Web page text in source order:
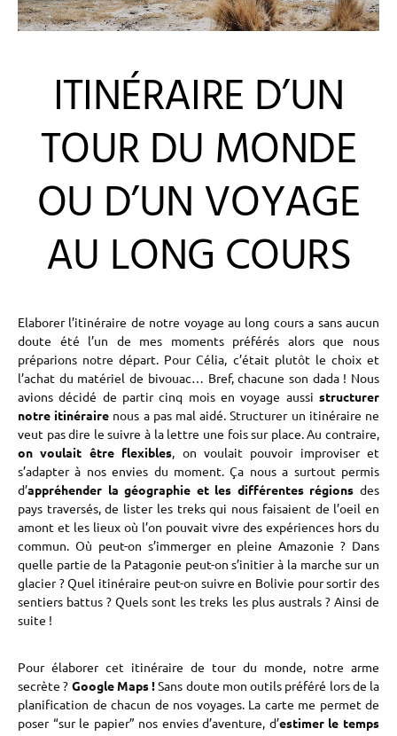
ITINÉRAIRE D’UN
TOUR DU MONDE
OU D’UN VOYAGE
AU LONG COURS
Elaborer l’itinéraire de notre voyage au long cours a sans aucun
doute été l’un de mes moments préférés alors que nous
préparions notre départ. Pour Célia, c’était plutôt le choix et
l’achat du matériel de bivouac… Bref, chacune son dada ! Nous
avions décidé de partir cinq mois en voyage aussi structurer
notre itinéraire nous a pas mal aidé. Structurer un itinéraire ne
veut pas dire le suivre à la lettre une fois sur place. Au contraire,
on voulait être flexibles, on voulait pouvoir improviser et
s’adapter à nos envies du moment. Ça nous a surtout permis
d’appréhender la géographie et les différentes régions des
pays traversés, de lister les treks qui nous faisaient de l’oeil en
amont et les lieux où l’on pouvait vivre des expériences hors du
commun. Où peut-on s’immerger en pleine Amazonie ? Dans
quelle partie de la Patagonie peut-on s’initier à la marche sur un
glacier ? Quel itinéraire peut-on suivre en Bolivie pour sortir des
sentiers battus ? Quels sont les treks les plus australs ? Ainsi de
suite !
Pour élaborer cet itinéraire de tour du monde, notre arme
secrète ? Google Maps !Sans doute mon outils préféré lors de la
planification de chacun de nos voyages. La carte me permet de
poser “sur le papier” nos envies d’aventure, d’estimer le temps